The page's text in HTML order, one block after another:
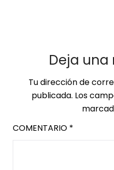
Deja una
Tu dirección de
publicada. Los
COMENTARIO *